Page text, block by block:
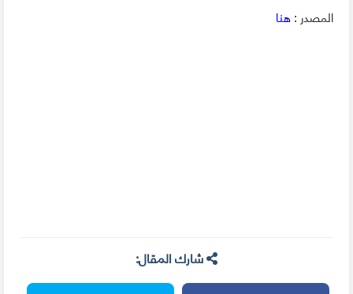
المصدر :هنا
شارك المقال: